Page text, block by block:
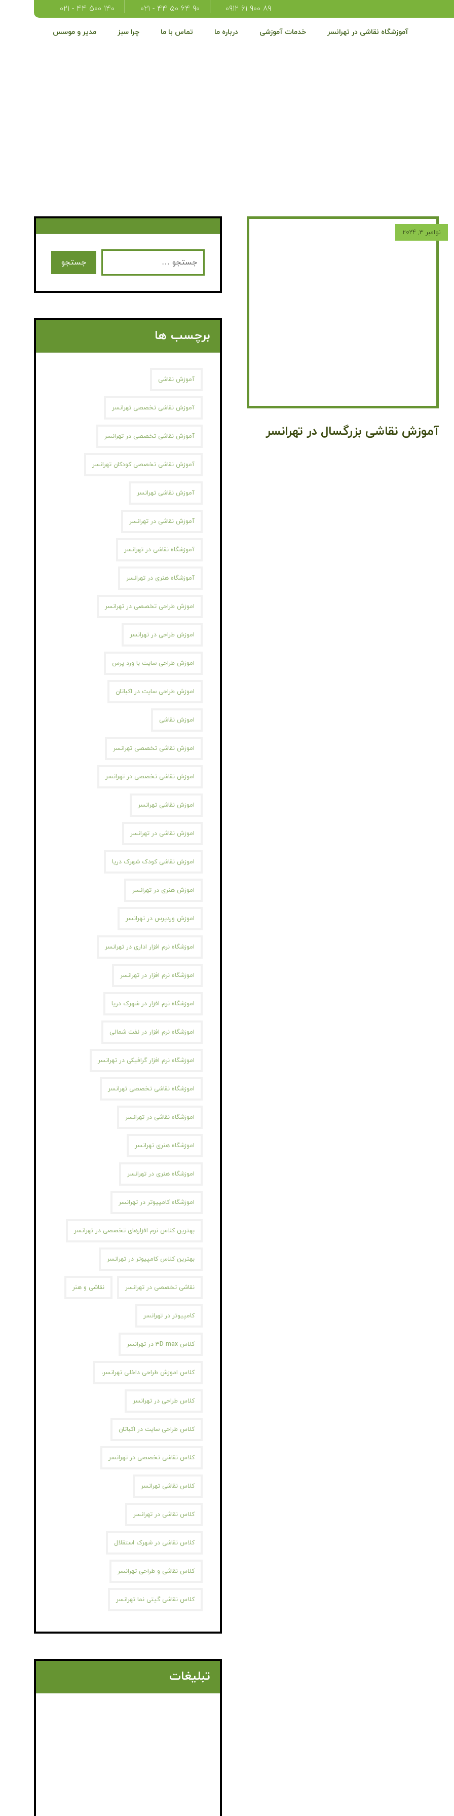
۱۴۰ ۵۰۰ ۴۴ - ۰۲۱ ۹۰ ۶۴ ۵۰ ۴۴ - ۰۲۱ ۸۹ ۹۰۰ ۶۱ ۰۹۱۲
آموزشگاه نقاشی در تهرانسر خدمات آموزشی درباره ما تماس با ما چرا سبز مدیر و موسس
آموزش نقاشی بزرگسال در تهرانسر
نوامبر ۳, ۲۰۲۴
برچسب ها
آموزش نقاشی
آموزش نقاشی تخصصی تهرانسر
آموزش نقاشی تخصصی در تهرانسر
آموزش نقاشی تخصصی کودکان تهرانسر
آموزش نقاشی تهرانسر
آموزش نقاشی در تهرانسر
آموزشگاه نقاشی در تهرانسر
آموزشگاه هنری در تهرانسر
اموزش طراحی تخصصی در تهرانسر
اموزش طراحی در تهرانسر
اموزش طراحی سایت با ورد پرس
اموزش طراحی سایت در اکباتان
اموزش نقاشی
اموزش نقاشی تخصصی تهرانسر
اموزش نقاشی تخصصی در تهرانسر
اموزش نقاشی تهرانسر
اموزش نقاشی در تهرانسر
اموزش نقاشی کودک شهرک دریا
اموزش هنری در تهرانسر
اموزش وردپرس در تهرانسر
اموزشگاه نرم افزار اداری در تهرانسر
اموزشگاه نرم افزار در تهرانسر
اموزشگاه نرم افزار در شهرک دریا
اموزشگاه نرم افزار در نفت شمالی
اموزشگاه نرم افزار گرافیکی در تهرانسر
اموزشگاه نقاشی تخصصی تهرانسر
اموزشگاه نقاشی در تهرانسر
اموزشگاه هنری تهرانسر
اموزشگاه هنری در تهرانسر
اموزشگاه کامپیوتر در تهرانسر
بهترین کلاس نرم افزارهای تخصصی در تهرانسر
بهترین کلاس کامپیوتر در تهرانسر
نقاشی تخصصی در تهرانسر نقاشی و هنر
کامپیوتر در تهرانسر
کلاس ۳D max در تهرانسر
کلاس اموزش طراحی داخلی تهرانسر،
کلاس طراحی در تهرانسر
کلاس طراحی سایت در اکباتان
کلاس نقاشی تخصصی در تهرانسر
کلاس نقاشی تهرانسر
کلاس نقاشی در تهرانسر
کلاس نقاشی در شهرک استقلال
کلاس نقاشی و طراحی تهرانسر
کلاس نقاشی گیتی نما تهرانسر
تبلیغات